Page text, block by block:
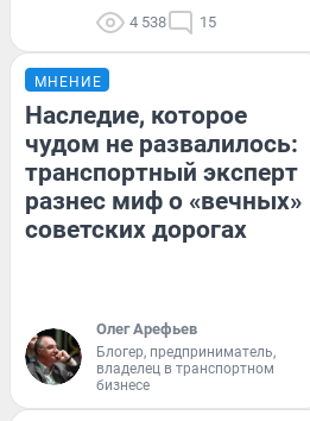
4 538 15
МНЕНИЕ
Наследие, которое
чудом не развалилось:
транспортный эксперт
разнес миф о «вечных»
советских дорогах
Олег Арефьев
Блогер, предприниматель,
владелец в транспортном
бизнесе